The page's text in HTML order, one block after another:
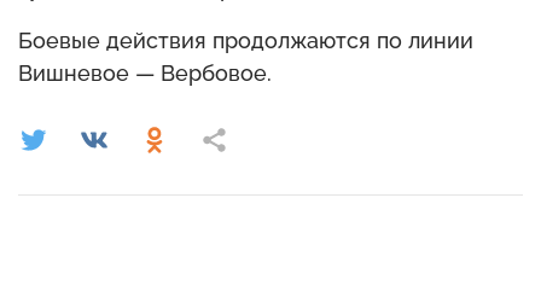
Боевые действия продолжаются по линии
Вишневое — Вербовое.